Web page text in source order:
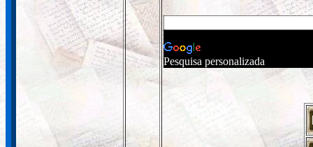
Pesquisa personalizada